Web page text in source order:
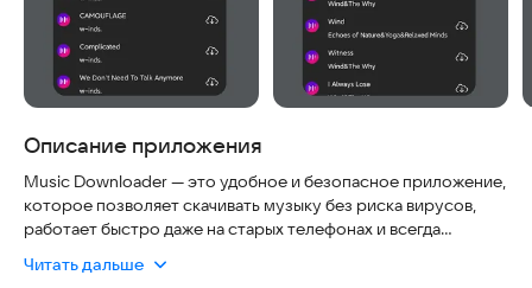
Описание приложения
Music Downloader — это удобное и безопасное приложение,
которое позволяет скачивать музыку без риска вирусов,
работает быстро даже на старых телефонах и всегда
С его помощью вы легко найдете, послушаете и сохраните
Читать дальше